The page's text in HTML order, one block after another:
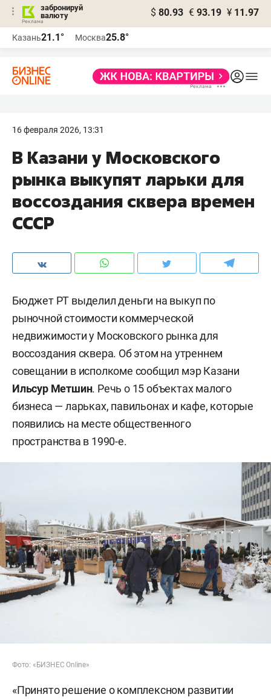
забронируй
валюту
$ 80.93 € 93.19 ¥ 11.97
Казань21.1° Москва25.8°
16 февраля 2026, 13:31
В Казани у Московского
рынка выкупят ларьки для
воссоздания сквера времен
СССР
Бюджет РТ выделил деньги на выкуп по
рыночной стоимости коммерческой
недвижимости у Московского рынка для
воссоздания сквера. Об этом на утреннем
совещании в исполкоме сообщил мэр Казани
Ильсур Метшин. Речь о 15 объектах малого
бизнеса — ларьках, павильонах и кафе, которые
появились на месте общественного
пространства в 1990-е.
Фото: «БИЗНЕС Online»
«Принято решение о комплексном развитии